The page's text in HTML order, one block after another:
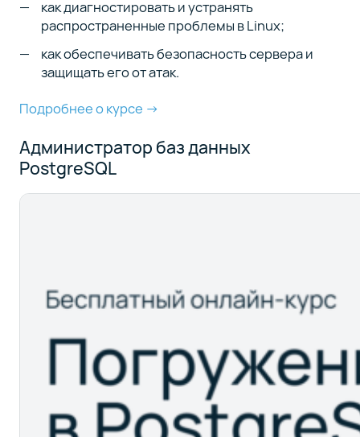
как диагностировать и устранять
распространенные проблемы в Linux;
как обеспечивать безопасность сервера и
защищать его от атак.
Подробнее о курсе →
Администратор баз данных
PostgreSQL